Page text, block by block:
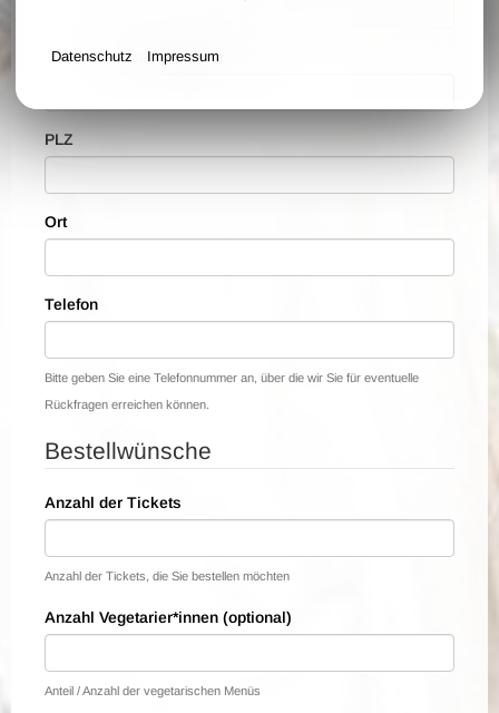
Straße und Hausnummer
PLZ
Ort
Telefon
Bitte geben Sie eine Telefonnummer an, über die wir Sie für eventuelle
Rückfragen erreichen können.
Bestellwünsche
Anzahl der Tickets
Anzahl der Tickets, die Sie bestellen möchten
Anzahl Vegetarier*innen (optional)
Anteil / Anzahl der vegetarischen Menüs
Datenschutz Impressum